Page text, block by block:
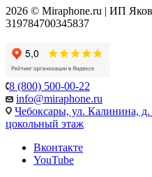
2026 © Miraphone.ru | ИП
319784700345837
8 (800) 500-00-22
info@miraphone.ru
Чебоксары, ул. Калинина,
цокольный этаж
Вконтакте
YouTube